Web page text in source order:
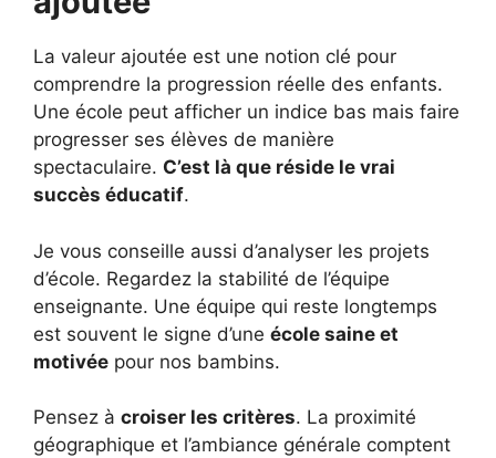
La valeur ajoutée est une notion clé pour
comprendre la progression réelle des enfants.
Une école peut afficher un indice bas mais faire
progresser ses élèves de manière
spectaculaire. C’est là que réside le vrai
succès éducatif.
Je vous conseille aussi d’analyser les projets
d’école. Regardez la stabilité de l’équipe
enseignante. Une équipe qui reste longtemps
est souvent le signe d’une école saine et
motivée pour nos bambins.
Pensez à croiser les critères. La proximité
géographique et l’ambiance générale comptent